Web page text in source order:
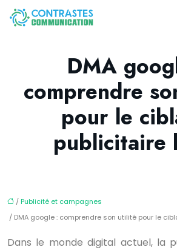
DMA
comprendre
pour le
publicitaire
/ Publicité et campagnes
/ DMA google : comprendre son utilité pour le
Dans le monde digital actuel, la